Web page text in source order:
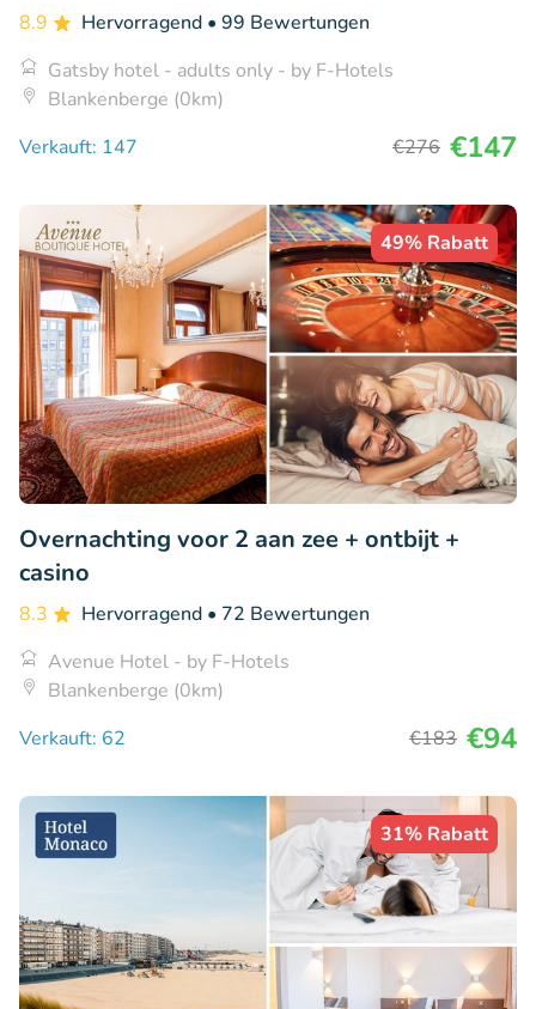
8.9 Hervorragend • 99 Bewertungen
Gatsby hotel - adults only - by F-Hotels
Blankenberge (0km)
Verkauft: 147
€276 €147
49% Rabatt
Overnachting voor 2 aan zee + ontbijt +
casino
8.3 Hervorragend • 72 Bewertungen
Avenue Hotel - by F-Hotels
Blankenberge (0km)
Verkauft: 62
€183 €94
31% Rabatt